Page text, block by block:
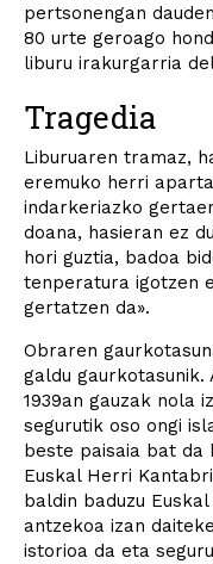
pertsonengan
80 urte geroago
liburu irakurgarria
Tragedia
Liburuaren tramaz,
eremuko herri
indarkeriazko
doana, hasieran ez
hori guztia, badoa
tenperatura igotzen
gertatzen da».
Obraren
galdu gaurkotasunik.
1939an gauzak nola
segurutik oso ongi
beste paisaia bat da
Euskal Herri
baldin baduzu
antzekoa izan
istorioa da eta